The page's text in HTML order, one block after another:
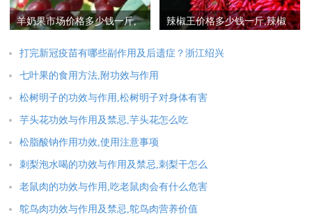
羊奶果市场价格多少钱一斤,
辣椒王价格多少钱一斤,辣椒
打完新冠疫苗有哪些副作用及后遗症？浙江绍兴
七叶果的食用方法,附功效与作用
松树明子的功效与作用,松树明子对身体有害
芋头花功效与作用及禁忌,芋头花怎么吃
松脂酸钠作用功效,使用注意事项
刺梨泡水喝的功效与作用及禁忌,刺梨干怎么
老鼠肉的功效与作用,吃老鼠肉会有什么危害
鸵鸟肉功效与作用及禁忌,鸵鸟肉营养价值